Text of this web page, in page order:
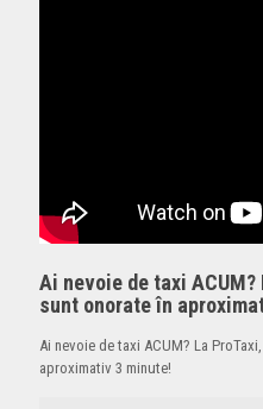
Ai nevoie de taxi
sunt onorate în
Ai nevoie de taxi ACUM? La
aproximativ 3 minute!